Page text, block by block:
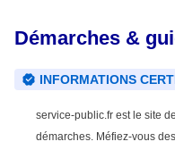
Démarches &
INFORMATIONS
service-public.fr est le site
démarches. Méfiez-vous